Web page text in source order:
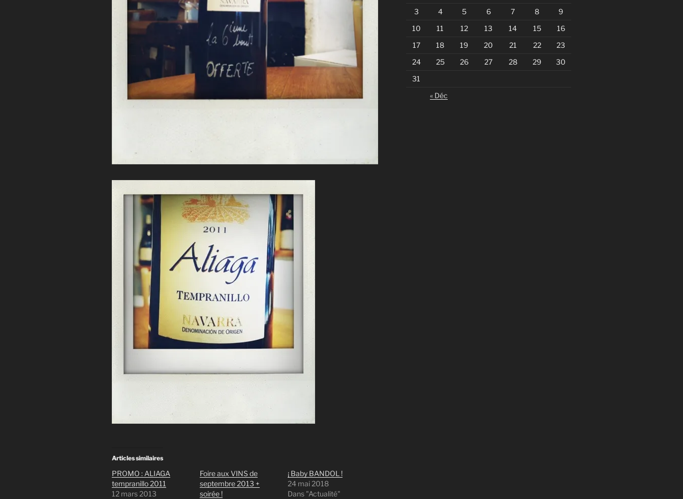
Articles similaires
PROMO : ALIAGA
tempranillo 2011
12 mars 2013
Foire aux VINS de
septembre 2013 +
soirée !
¡ Baby BANDOL !
24 mai 2018
Dans "Actualité"
3
4 5 6 7 8
9
10
11 12 13 14 15
16
17
18 19 20 21 22
23
24
25 26 27 28 29
30
31
« Déc